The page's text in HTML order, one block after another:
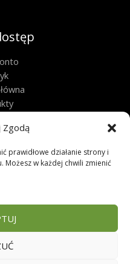
Zgodą
prawidłowe działanie strony i
Możesz w każdej chwili zmienić